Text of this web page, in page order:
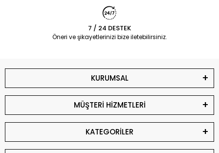
7 / 24 DESTEK
Öneri ve şikayetlerinizi bize iletebilirsiniz.
KURUMSAL
MÜŞTERİ HİZMETLERİ
KATEGORİLER